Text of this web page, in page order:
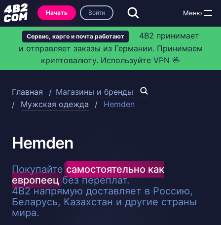
Сервис, карго и почта работают
4B2 принимает
и отправляет заказы из Германии. Принимаем
криптовалюту. Используйте VPN 🖖
Начать Войти
Главная
Магазины и бренды
Мужская одежда
Hemden
Hemden
Покупайтесамостоятельно как
европеец без переплат.
4B2 напрямую доставляет в Россию,
Беларусь, Казахстан и другие страны
мира.